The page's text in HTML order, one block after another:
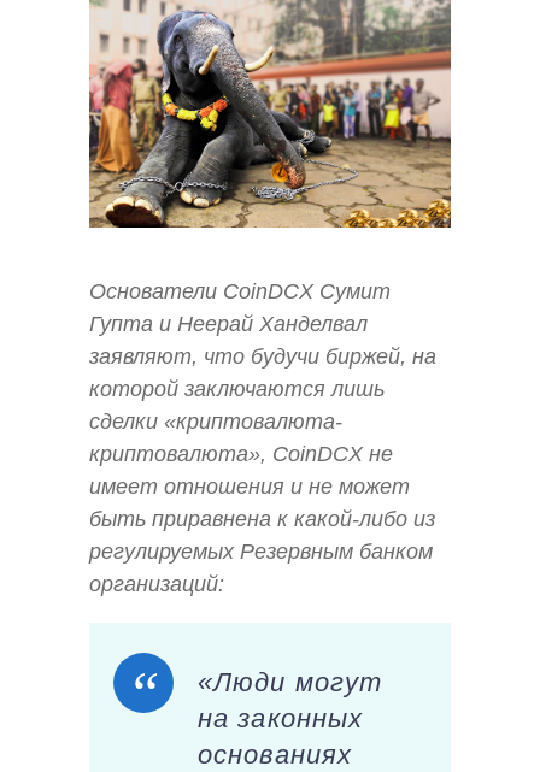
Основатели CoinDCX Сумит
Гупта и Неерай Ханделвал
заявляют, что будучи биржей, на
которой заключаются лишь
сделки «криптовалюта-
криптовалюта», CoinDCX не
имеет отношения и не может
быть приравнена к какой-либо из
регулируемых Резервным банком
организаций:
«Люди могут
на законных
основаниях